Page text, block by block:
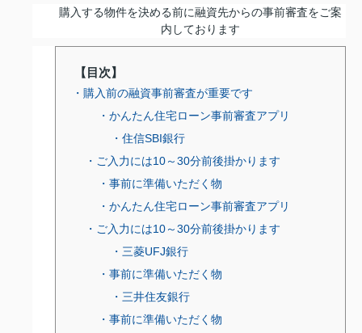
購入する物件を決める前に融資先からの事前審査をご案
内しております
【目次】
・購入前の融資事前審査が重要です
・かんたん住宅ローン事前審査アプリ
・住信SBI銀行
・ご入力には10～30分前後掛かります
・事前に準備いただく物
・かんたん住宅ローン事前審査アプリ
・ご入力には10～30分前後掛かります
・三菱UFJ銀行
・事前に準備いただく物
・三井住友銀行
・事前に準備いただく物